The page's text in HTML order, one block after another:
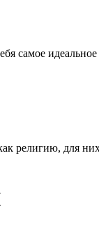
самое
религию, для